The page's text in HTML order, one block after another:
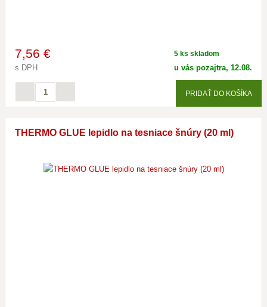
7,56 €
s DPH
5 ks skladom
u vás pozajtra, 12.08.
PRIDAŤ DO KOŠÍKA
THERMO GLUE lepidlo na tesniace šnúry (20 ml)